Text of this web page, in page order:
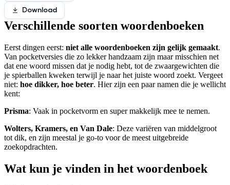
Download
Verschillende soorten woordenboeken
Eerst dingen eerst: niet alle woordenboeken zijn gelijk gemaakt.
Van pocketversies die zo lekker handzaam zijn maar misschien net
dat ene woord missen dat je nodig hebt, tot de zwaargewichten die
je spierballen kweken terwijl je naar het juiste woord zoekt. Vergeet
niet: hoe dikker, hoe beter. Hier zijn een paar namen die je wellicht
kent:
Prisma: Vaak in pocketvorm en super makkelijk mee te nemen.
Wolters, Kramers, en Van Dale: Deze variëren van middelgroot
tot dik, en zijn meestal je go-to voor de meest uitgebreide
zoekopdrachten.
Wat kun je vinden in het woordenboek